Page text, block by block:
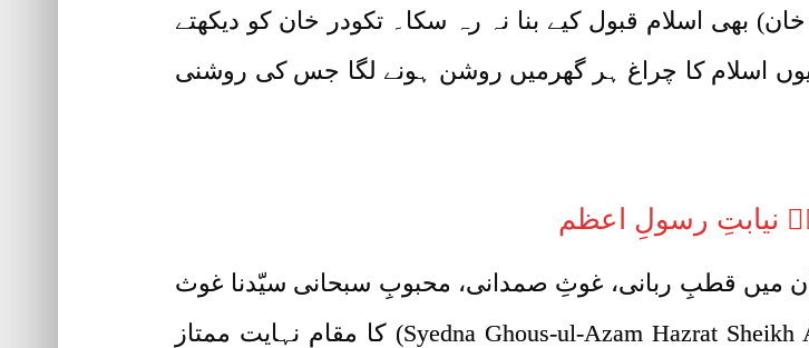
بھی اسلام قبول کیے بنا نہ رہ سکا۔ تکودر خان کو دیکھتے
یوں اسلام کا چراغ ہر گھرمیں روشن ہونے لگا جس کی روشنی
نیابتِ رسولِ اعظم
ان میں قطبِ ربانی، غوثِ صمدانی، محبوبِ سبحانی سیّدنا غوث
الاعظم حضرت شیخ عبدالقادر جیلانیؓ (Syedna Ghous-ul-Azam Hazrat Sheikh Abdul Qadir Jilani) کا مقام نہایت ممتاز